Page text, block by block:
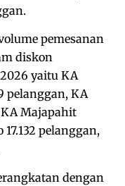
pemesanan
diskon
yaitu KA
pelanggan, KA
Majapahit
pelanggan,
dengan